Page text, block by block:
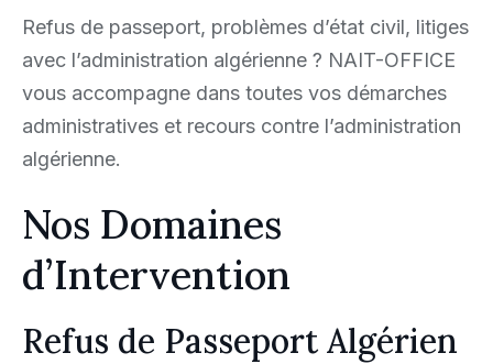
Refus de passeport, problèmes d’état civil, litiges
avec l’administration algérienne ? NAIT-OFFICE
vous accompagne dans toutes vos démarches
administratives et recours contre l’administration
algérienne.
Nos Domaines
d’Intervention
Refus de Passeport Algérien